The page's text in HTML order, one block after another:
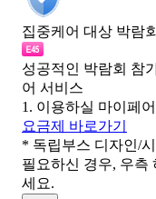
집중케어 대상 박람회
성공적인 박람회 참
어 서비스
1. 이용하실 마이페
요금제 바로가기
* 독립부스 디자인/
필요하신 경우, 우측
세요.